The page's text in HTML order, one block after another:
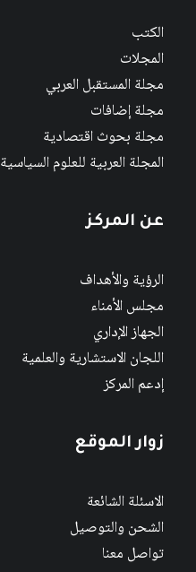
الكتب
المجلات
مجلة المستقبل العربي
مجلة إضافات
مجلة بحوث اقتصادية
المجلة العربية للعلوم السياسية
عن المركز
الرؤية والأهداف
مجلس الأمناء
الجهاز الإداري
اللجان الاستشارية والعلمية
إدعم المركز
زوار الموقع
الاسئلة الشائعة
الشحن والتوصيل
تواصل معنا